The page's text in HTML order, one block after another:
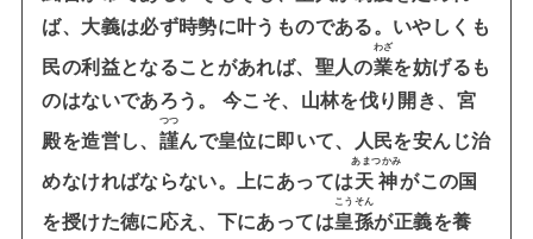
ば、大義は必ず時勢に叶うものである。 いやしくも
民の利益となることがあれば、聖人の業
わざ
を妨げるも
のはないであろう。今こそ、山林を伐り開き、宮
殿を造営し、 謹
つつ
んで皇位に即いて、人民を安んじ治
めなければならない。上にあっては天神
あまつかみ
がこの国
を授けた徳に応え、下にあっては皇孫
こうそん
が正義を養